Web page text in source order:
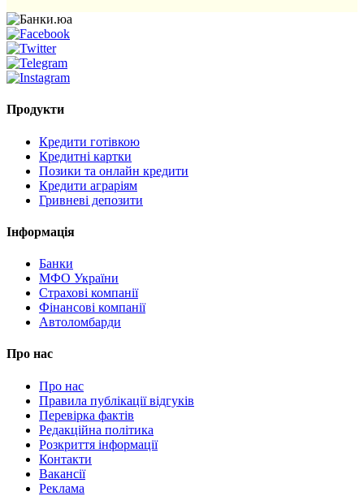
Продукти
Кредити готівкою
Кредитні картки
Позики та онлайн кредити
Кредити аграріям
Гривневі депозити
Інформація
Банки
МФО України
Страхові компанії
Фінансові компанії
Автоломбарди
Про нас
Про нас
Правила публікації відгуків
Перевірка фактів
Редакційна політика
Розкриття інформації
Контакти
Вакансії
Реклама